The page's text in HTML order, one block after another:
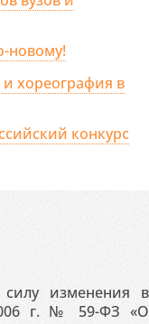
новому!
хореография в
конкурс
изменения в
г. № 59-ФЗ «О